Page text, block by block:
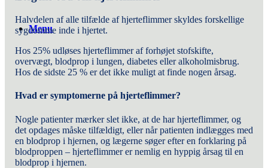
Menu
Halvdelen af alle tilfælde af hjerteflimmer skyldes forskellige
sygdomme inde i hjertet.
Hos 25% udløses hjerteflimmer af forhøjet stofskifte,
overvægt, blodprop i lungen, diabetes eller alkoholmisbrug.
Hos de sidste 25 % er det ikke muligt at finde nogen årsag.
Hvad er symptomerne på hjerteflimmer?
Nogle patienter mærker slet ikke, at de har hjerteflimmer, og
det opdages måske tilfældigt, eller når patienten indlægges med
en blodprop i hjernen, og lægerne søger efter en forklaring på
blodproppen – hjerteflimmer er nemlig en hyppig årsag til en
blodprop i hjernen.